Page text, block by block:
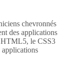
chevronnés
des applications
le CSS3
applications